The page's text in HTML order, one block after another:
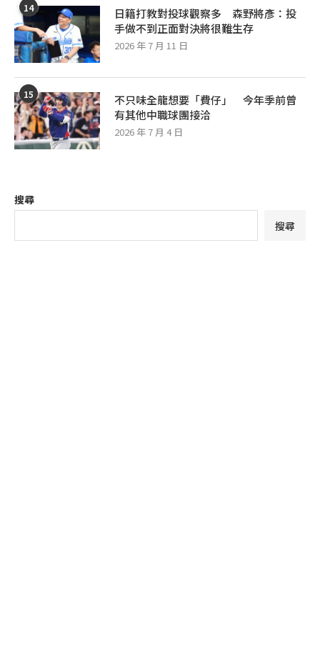
14
日籍打教對投球觀察多 森野將彥：投
手做不到正面對決將很難生存
2026 年 7 月 11 日
15
不只味全龍想要「費仔」 今年季前曾
有其他中職球團接洽
2026 年 7 月 4 日
搜尋
搜尋